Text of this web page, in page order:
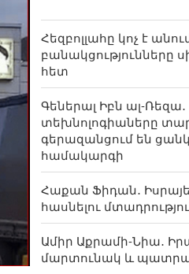
Հեզբոլլահը կոչ է
բանակցությունները
հետ
Գեներալ Իբն ալ-
տեխնոլոգիաները
գերազանցում են
համակարգի
Հաքան Ֆիդան․
հասնելու
Ամիր Աքրամի-Նիա․
մարտունակ և